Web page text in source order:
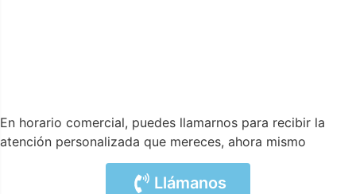
En horario comercial, puedes llamarnos para recibir la
atención personalizada que mereces, ahora mismo
Llámanos